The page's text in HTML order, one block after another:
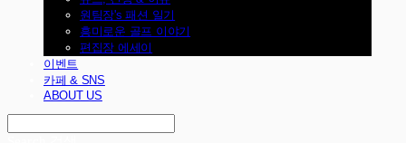
원팀장's 패션 일기
흥미로운 골프 이야기
편집장 에세이
이벤트
카페 & SNS
ABOUT US